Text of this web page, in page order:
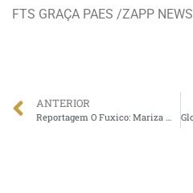
FTS GRAÇA PAES /ZAPP NEWS
ANTERIOR